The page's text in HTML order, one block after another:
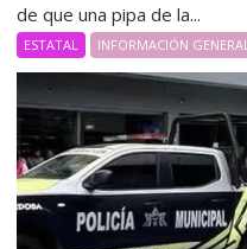
de que una pipa de la...
ESTATAL INFORMACIÓN GENERAL